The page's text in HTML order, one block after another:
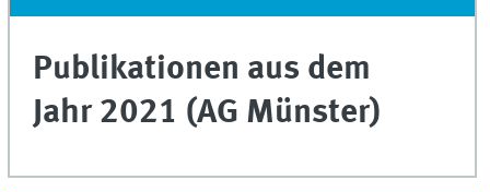
Publikationen aus dem
Jahr 2021 (AG Münster)